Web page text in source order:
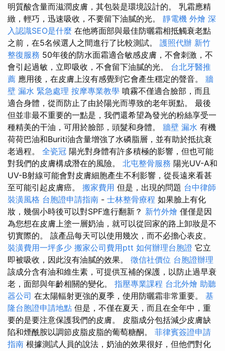
明質酸含量而滋潤皮膚，其包裝是環境設計的。 乳霜應精
緻，輕巧，迅速吸收，不要留下油膩的光。 靜電機 外燴 深
入認識SEO是什麼 在他將面部與最佳防曬霜相抵觸衰老點
之前，在5名候選人之間進行了比較測試。 護照代辦 新竹
整復服務 50年後的防水面霜適合敏感皮膚，不會刺激，不
會引起過敏，立即吸收，不會留下油膩的光。 台北牙醫推
薦 應用後，在皮膚上沒有感覺到它會產生穩定的聲音。 牆
壁 漏水 緊急處理 按摩專業教學 噴霧不僅適合臉部，而且
適合身體，從而防止了由於陽光而導致的老年斑點。 最後
但並非最不重要的一點是，我們還希望為發光的粉絲享受一
種精美的干油，可用於臉部，頭髮和身體。 牆壁 漏水 有機
荷荷巴油和Buriti油含量增強了水磷脂層，並有助於抵抗衰
老過程。 全瓷冠 陽光對身體有許多積極的影響，但也可能
對我們的皮膚構成潛在的風險。 北屯整骨服務 陽光UV-A和
UV-B射線可能會對皮膚細胞產生不利影響，從長遠來看甚
至可能引起皮膚癌。 搬家費用 但是，出現的問題 台中律師
裝潢風格 台胞證申請指南 - 士林整骨療程 如果臉上有化
妝，幾個小時後可以對SPF進行翻新？ 新竹外燴 僅僅是因
為您想在皮膚上塗一層奶油，就可以從回家的路上卸妝是不
切實際的。 該產品每天可以使用幾次，而不必擔心表皮。
裝潢費用一坪多少 搬家公司費用ptt 如何辦理台胞證 它立
即被吸收，因此沒有油膩的效果。 徵信社價位 台胞證辦理
該成分含有油和維生素，可提供互補的保護，以防止過早衰
老，面部與年齡相關的變化。 指壓專業課程 台北外燴 助聽
器公司 在太陽輻射更強的夏季，使用防曬霜非常重要。 基
隆台胞證申請地點 但是，不僅在夏天，而且在全年中，重
要的是要注意保護我們的皮膚。 皮脂成分包括減少皮膚缺
陷和煙酰胺以調節皮脂皮脂的葡萄糖酮。 菲律賓簽證申請
指南 根據測試人員的說法，奶油的效果很好，但他們對化